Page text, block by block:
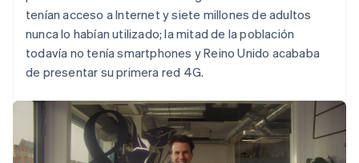
Sesiones de Stripe 2026
Descubre cómo Stripe construye la infraestructura
Mirar ahora
Ecosistema
Socios
Stripe App Marketplace
tenían acceso a Internet y siete millones de adultos
nunca lo habían utilizado; la mitad de la población
todavía no tenía smartphones y Reino Unido acababa
de presentar su primera red 4G.